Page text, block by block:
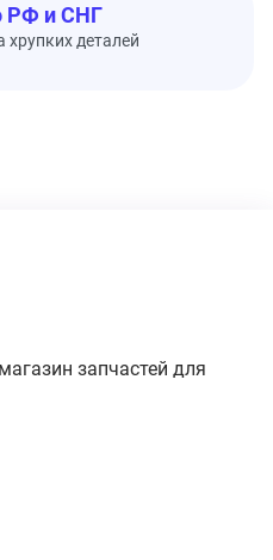
РФ и СНГ
деталей
запчастей для